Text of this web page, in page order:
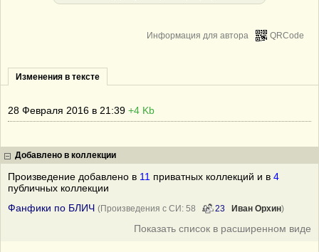
QRCode
Информация для автора
Изменения в тексте
28 Февраля 2016 в 21:39 +4 Kb
Добавлено в коллекции
Произведение добавлено в 11 приватных коллекций и в 4
публичных коллекции
Фанфики по БЛИЧ (Произведения с СИ: 58 23 Иван Орхин)
Показать список в расширенном виде